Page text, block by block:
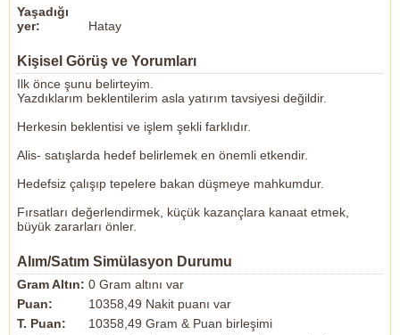
Yaşadığı
yer:
Hatay
Kişisel Görüş ve Yorumları
Ilk önce şunu belirteyim.
Yazdıklarım beklentilerim asla yatırım tavsiyesi değildir.
Herkesin beklentisi ve işlem şekli farklıdır.
Alis- satışlarda hedef belirlemek en önemli etkendir.
Hedefsiz çalışıp tepelere bakan düşmeye mahkumdur.
Fırsatları değerlendirmek, küçük kazançlara kanaat etmek,
büyük zararları önler.
Alım/Satım Simülasyon Durumu
Gram Altın: 0 Gram altını var
Puan:
10358,49 Nakit puanı var
T. Puan:
10358,49 Gram & Puan birleşimi